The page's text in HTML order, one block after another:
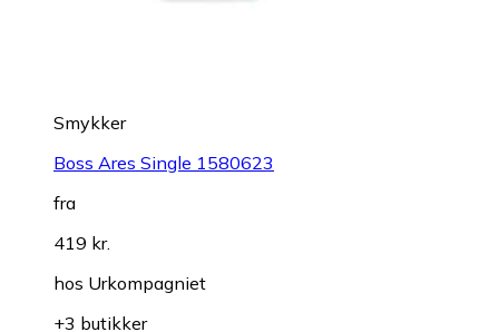
Smykker
Boss Ares Single 1580623
fra
419 kr.
hos Urkompagniet
+3 butikker